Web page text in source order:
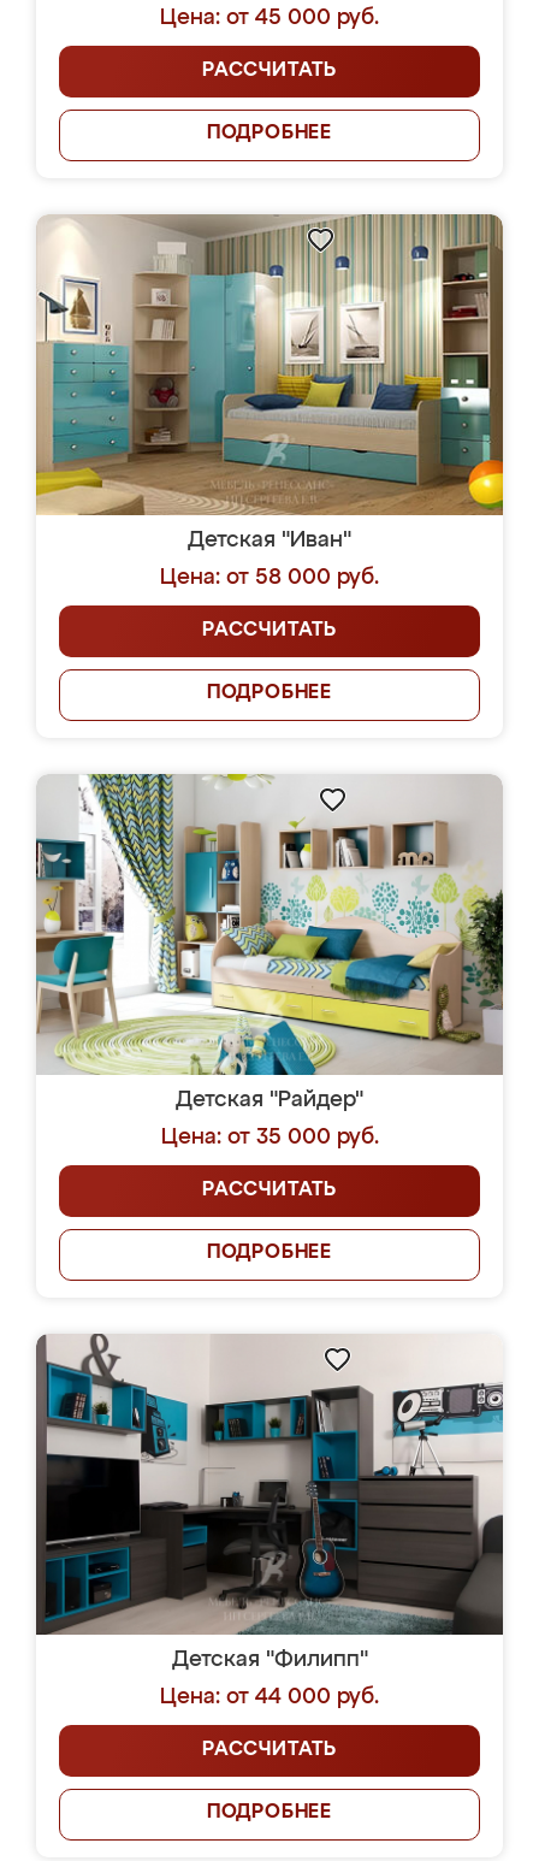
Цена: от 45 000 руб.
РАССЧИТАТЬ
ПОДРОБНЕЕ
Детская "Иван"
Цена: от 58 000 руб.
РАССЧИТАТЬ
ПОДРОБНЕЕ
Детская "Райдер"
Цена: от 35 000 руб.
РАССЧИТАТЬ
ПОДРОБНЕЕ
Детская "Филипп"
Цена: от 44 000 руб.
РАССЧИТАТЬ
ПОДРОБНЕЕ